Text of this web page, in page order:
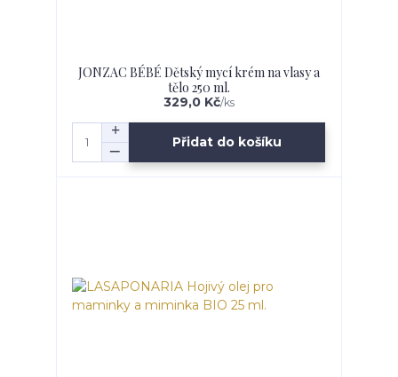
JONZAC BÉBÉ Dětský mycí krém na vlasy a
tělo 250 ml.
329,0 Kč/ks
Přidat do košíku